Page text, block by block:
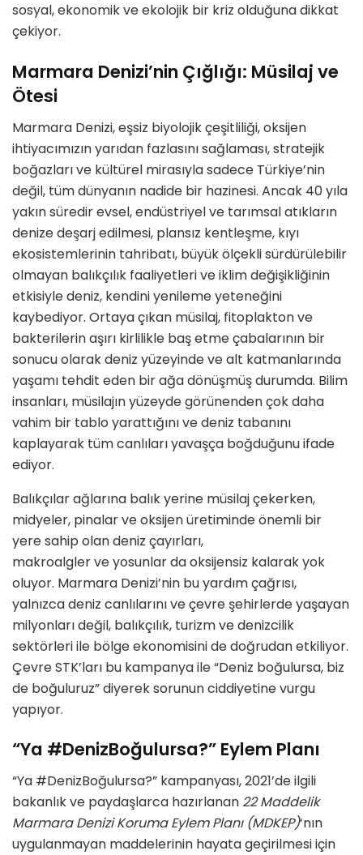
sosyal, ekonomik ve ekolojik bir kriz olduğuna dikkat
çekiyor.
Marmara Denizi’nin Çığlığı: Müsilaj ve
Ötesi
Marmara Denizi, eşsiz biyolojik çeşitliliği, oksijen
ihtiyacımızın yarıdan fazlasını sağlaması, stratejik
boğazları ve kültürel mirasıyla sadece Türkiye’nin
değil, tüm dünyanın nadide bir hazinesi. Ancak 40 yıla
yakın süredir evsel, endüstriyel ve tarımsal atıkların
denize deşarj edilmesi, plansız kentleşme, kıyı
ekosistemlerinin tahribatı, büyük ölçekli sürdürülebilir
olmayan balıkçılık faaliyetleri ve iklim değişikliğinin
etkisiyle deniz, kendini yenileme yeteneğini
kaybediyor. Ortaya çıkan müsilaj, fitoplakton ve
bakterilerin aşırı kirlilikle baş etme çabalarının bir
sonucu olarak deniz yüzeyinde ve alt katmanlarında
yaşamı tehdit eden bir ağa dönüşmüş durumda. Bilim
insanları, müsilajın yüzeyde görünenden çok daha
vahim bir tablo yarattığını ve deniz tabanını
kaplayarak tüm canlıları yavaşça boğduğunu ifade
ediyor.
Balıkçılar ağlarına balık yerine müsilaj çekerken,
midyeler, pinalar ve oksijen üretiminde önemli bir
yere sahip olan deniz çayırları,
makroalgler ve yosunlar da oksijensiz kalarak yok
oluyor. Marmara Denizi’nin bu yardım çağrısı,
yalnızca deniz canlılarını ve çevre şehirlerde yaşayan
milyonları değil, balıkçılık, turizm ve denizcilik
sektörleri ile bölge ekonomisini de doğrudan etkiliyor.
Çevre STK’ları bu kampanya ile “Deniz boğulursa, biz
de boğuluruz” diyerek sorunun ciddiyetine vurgu
yapıyor.
“Ya #DenizBoğulursa?” Eylem Planı
“Ya #DenizBoğulursa?” kampanyası, 2021’de ilgili
bakanlık ve paydaşlarca hazırlanan 22 Maddelik
Marmara Denizi Koruma Eylem Planı (MDKEP)‘nın
uygulanmayan maddelerinin hayata geçirilmesi için